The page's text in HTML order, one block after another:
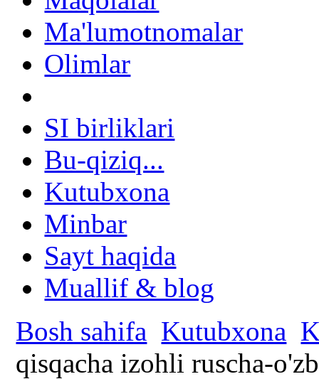
Ma'lumotnomalar
Olimlar
SI birliklari
Bu-qiziq...
Kutubxona
Minbar
Sayt haqida
Muallif & blog
Bosh sahifa Kutubxona
qisqacha izohli ruscha-